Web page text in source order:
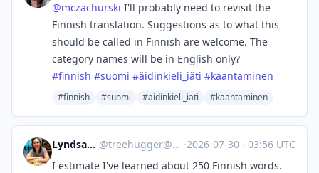
@mczachurski I'll probably need to revisit the
Finnish translation. Suggestions as to what this
should be called in Finnish are welcome. The
category names will be in English only?
#finnish #suomi #äidinkieli_iäti #kaantaminen
#finnish #suomi #aidinkieli_iati #kaantaminen
Lyndsay Barwell @treehugger@sciences.social ·2026-07-30 · 03:56 UTC
I estimate I've learned about 250 Finnish words.